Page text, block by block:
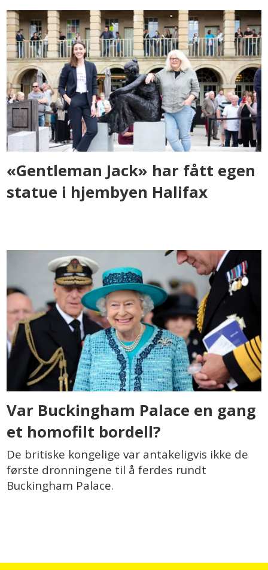
«Gentleman Jack» har fått egen
statue i hjembyen Halifax
Var Buckingham Palace en gang
et homofilt bordell?
De britiske kongelige var antakeligvis ikke de
første dronningene til å ferdes rundt
Buckingham Palace.